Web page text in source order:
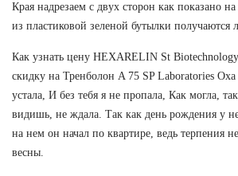
Края надрезаем с двух сторон как показано
из пластиковой зеленой бутылки получаются
Как узнать цену HEXARELIN St
скидку на Тренболон A 75 SP Laboratories
устала, И без тебя я не пропала, Как могла,
видишь, не ждала. Так как день рождения у
на нем он начал по квартире, ведь терпения
весны.